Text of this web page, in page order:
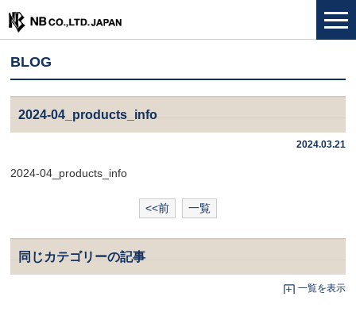
BLOG
2024-04_products_info
2024.03.21
2024-04_products_info
<<前 一覧
同じカテゴリーの記事
一覧を表示